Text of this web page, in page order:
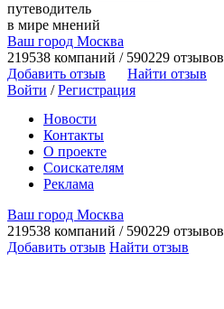
путеводитель
в мире мнений
Ваш город Москва
219538 компаний / 590229 отзывов
Добавить отзыв
Найти отзыв
Войти /Регистрация
Новости
Контакты
О проекте
Соискателям
Реклама
Ваш город Москва
219538 компаний / 590229 отзывов
Добавить отзыв Найти отзыв